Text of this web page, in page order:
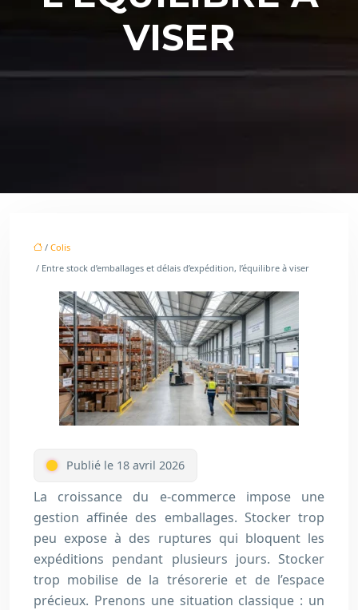
VISER
/ Colis
/ Entre stock d’emballages et délais d’expédition, l’équilibre à viser
Publié le 18 avril 2026
La croissance du e-commerce impose une
gestion affinée des emballages. Stocker trop
peu expose à des ruptures qui bloquent les
expéditions pendant plusieurs jours. Stocker
trop mobilise de la trésorerie et de l’espace
précieux. Prenons une situation classique : un